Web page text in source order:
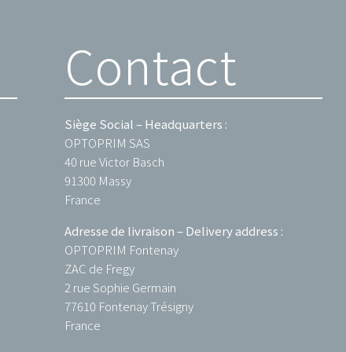
Contact
Siège Social – Headquarters :
OPTOPRIM SAS
40 rue Victor Basch
91300 Massy
France
Adresse de livraison – Delivery address :
OPTOPRIM Fontenay
ZAC de Fregy
2 rue Sophie Germain
77610 Fontenay Trésigny
France